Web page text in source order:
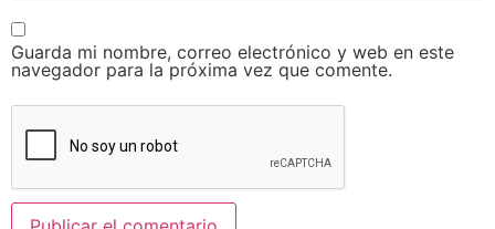
Guarda mi nombre, correo electrónico y web en este
navegador para la próxima vez que comente.